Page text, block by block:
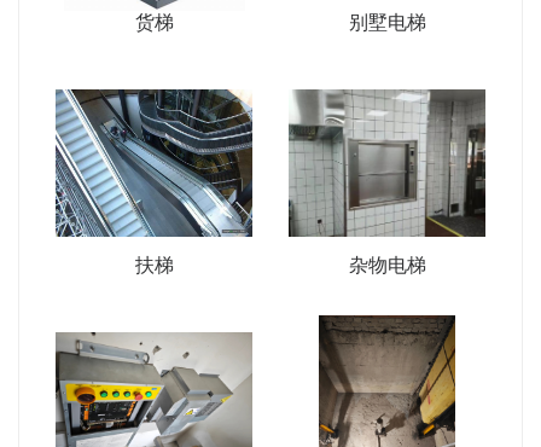
货梯 别墅电梯
扶梯 杂物电梯